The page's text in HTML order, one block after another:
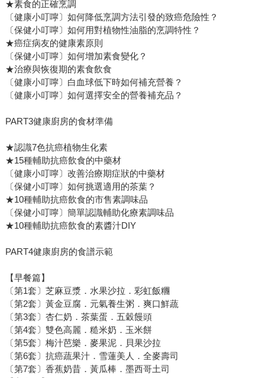
★素食的正確烹調
〔健康小叮嚀〕如何降低烹調方法引發的致癌危險性？
〔保健小叮嚀〕如何用對植物性油脂的烹調特性？
★癌症病友的健康素原則
〔保健小叮嚀〕如何增加素食變化？
★治療與恢復期的素食飲食
〔健康小叮嚀〕白血球低下時如何補充營養？
〔健康小叮嚀〕如何選擇安全的營養補充品？
PART3健康廚房的食材準備
★認識7色抗癌植物生化素
★15種輔助抗癌飲食的中藥材
〔健康小叮嚀〕改善治療期症狀的中藥材
〔保健小叮嚀〕如何挑選適用的茶葉？
★10種輔助抗癌飲食的市售素調味品
〔保健小叮嚀〕簡單認識輔助化療素調味品
★10種輔助抗癌飲食的素醬汁DIY
PART4健康廚房的食譜示範
【早餐篇】
〔第1套〕芝麻豆漿．水果沙拉．彩虹飯糰
〔第2套〕黃金豆腐．元氣養生粥．爽口鮮蔬
〔第3套〕杏仁奶．茶葉蛋．五穀饅頭
〔第4套〕雙色高麗．糙米奶．玉米餅
〔第5套〕梅汁芭樂．麥果泥．貝果沙拉
〔第6套〕抗癌蔬果汁．雪蓮美人．全麥壽司
〔第7套〕香蕉奶昔．黃瓜棒．墨西哥土司